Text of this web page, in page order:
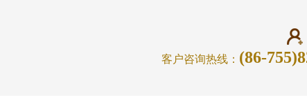
客户咨询热线： (86-